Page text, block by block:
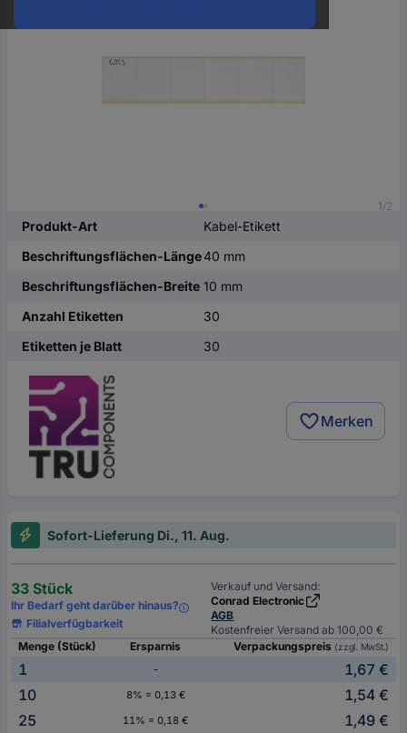
1/2
Produkt-Art
Kabel-Etikett
Beschriftungsflächen-Länge40 mm
Beschriftungsflächen-Breite 10 mm
Anzahl Etiketten
30
Etiketten je Blatt
30
Merken
Sofort-Lieferung Di., 11. Aug.
33 Stück
Ihr Bedarf geht darüber hinaus?
Filialverfügbarkeit
Verkauf und Versand:
Conrad Electronic
AGB
Kostenfreier Versand ab 100,00 €
Menge (Stück)
Ersparnis Verpackungspreis (zzgl. MwSt.)
1 -
1,67 €
10
8% = 0,13 €
1,54 €
25
11% = 0,18 €
1,49 €